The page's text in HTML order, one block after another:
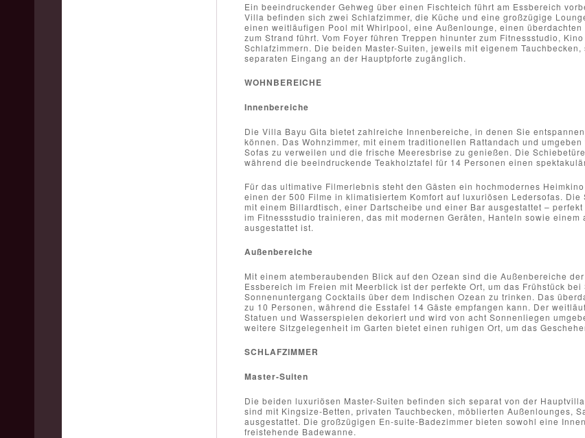
Ein beeindruckender Gehweg über einen Fischteich führt am Essbereich
Villa befinden sich zwei Schlafzimmer, die Küche und eine großzügige
einen weitläufigen Pool mit Whirlpool, eine Außenlounge, einen
zum Strand führt. Vom Foyer führen Treppen hinunter zum Fitnessstudio,
Schlafzimmern. Die beiden Master-Suiten, jeweils mit eigenem
separaten Eingang an der Hauptpforte zugänglich.
WOHNBEREICHE
Innenbereiche
Die Villa Bayu Gita bietet zahlreiche Innenbereiche, in denen Sie
können. Das Wohnzimmer, mit einem traditionellen Rattandach und
Sofas zu verweilen und die frische Meeresbrise zu genießen. Die
während die beeindruckende Teakholztafel für 14 Personen einen
Für das ultimative Filmerlebnis steht den Gästen ein hochmodernes
einen der 500 Filme in klimatisiertem Komfort auf luxuriösen Ledersofas.
mit einem Billardtisch, einer Dartscheibe und einer Bar ausgestattet –
im Fitnessstudio trainieren, das mit modernen Geräten, Hanteln sowie
ausgestattet ist.
Außenbereiche
Mit einem atemberaubenden Blick auf den Ozean sind die Außenbereiche
Essbereich im Freien mit Meerblick ist der perfekte Ort, um das Frühstück
Sonnenuntergang Cocktails über dem Indischen Ozean zu trinken. Das
zu 10 Personen, während die Esstafel 14 Gäste empfangen kann. Der
Statuen und Wasserspielen dekoriert und wird von acht Sonnenliegen
weitere Sitzgelegenheit im Garten bietet einen ruhigen Ort, um das
SCHLAFZIMMER
Master-Suiten
Die beiden luxuriösen Master-Suiten befinden sich separat von der
sind mit Kingsize-Betten, privaten Tauchbecken, möblierten Außenlounges,
ausgestattet. Die großzügigen En-suite-Badezimmer bieten sowohl eine
freistehende Badewanne.